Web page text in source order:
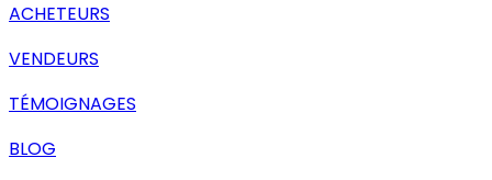
ACHETEURS
VENDEURS
TÉMOIGNAGES
BLOG